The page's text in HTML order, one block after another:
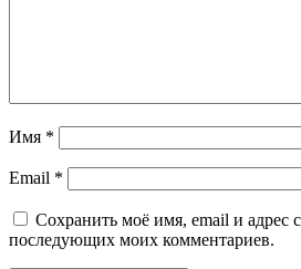
Имя *
Email *
Сохранить моё имя, email и адрес
последующих моих комментариев.